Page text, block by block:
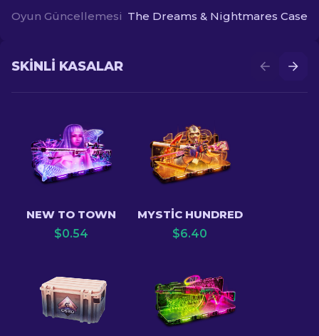
Oyun Güncellemesi The Dreams & Nightmares Case
SKINLI KASALAR
NEW TO TOWN
$0.54
MYSTIC HUNDRED
$6.40